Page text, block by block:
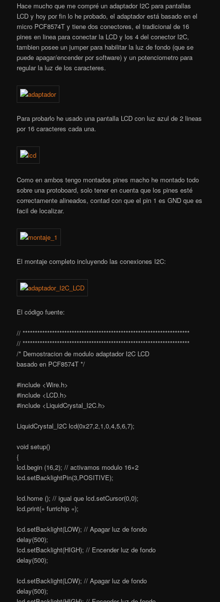
Hace mucho que me compré un adaptador I2C para pantallas
LCD y hoy por fin lo he probado, el adaptador está basado en el
micro PCF8574T y tiene dos conectores, el tradicional de 16
pines en linea para conectar la LCD y los 4 del conector I2C,
tambien posee un jumper para habilitar la luz de fondo (que se
puede apagar/encender por software) y un potenciometro para
regular la luz de los caracteres.
Para probarlo he usado una pantalla LCD con luz azul de 2 lineas
por 16 caracteres cada una.
Como en ambos tengo montados pines macho he montado todo
sobre una protoboard, solo tener en cuenta que los pines esté
correctamente alineados, contad con que el pin 1 es GND que es
facil de localizar.
El montaje completo incluyendo las conexiones I2C:
El código fuente:
// ********************************************************************
// ********************************************************************
/* Demostracion de modulo adaptador I2C LCD
basado en PCF8574T */
#include <Wire.h>
#include <LCD.h>
#include <LiquidCrystal_I2C.h>
LiquidCrystal_I2C lcd(0x27,2,1,0,4,5,6,7);
void setup()
{
lcd.begin (16,2); // activamos modulo 16×2
lcd.setBacklightPin(3,POSITIVE);
lcd.home (); // igual que lcd.setCursor(0,0);
lcd.print(» furrichip «);
lcd.setBacklight(LOW); // Apagar luz de fondo
delay(500);
lcd.setBacklight(HIGH); // Encender luz de fondo
delay(500);
lcd.setBacklight(LOW); // Apagar luz de fondo
delay(500);